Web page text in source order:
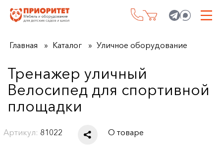
Главная Каталог Уличное оборудование
Тренажер уличный
Велосипед для спортивной
площадки
Артикул: 81022 О товаре